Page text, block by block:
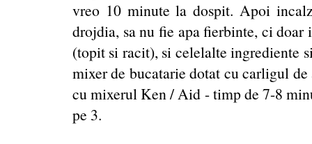
vreo 10 minute la dospit. Apoi
drojdia, sa nu fie apa fierbinte, ci
(topit si racit), si celelalte ingrediente
mixer de bucatarie dotat cu carligul
cu mixerul Ken / Aid - timp de 7-8
pe 3.